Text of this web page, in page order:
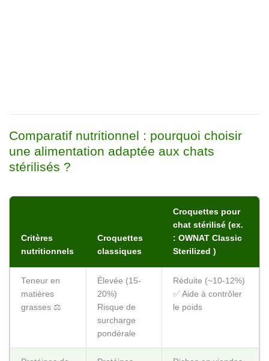
Critères
nutritionnels
Croquettes
chat stérilisé (ex.
: OWNAT Classic
pondérale
le poids
haute qualité
parfois
d’origine
douteuse
(sous-
produits)
nobles
Maintien de la
masse musculaire